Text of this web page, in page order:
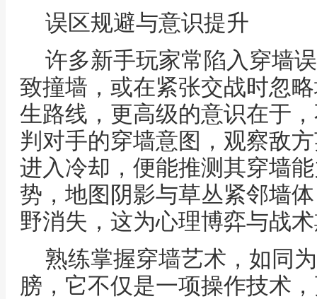
误区规避与意识提升
许多新手玩家常陷入穿墙
致撞墙，或在紧张交战时忽
生路线，更高级的意识在于
判对手的穿墙意图，观察敌
进入冷却，便能推测其穿墙
势，地图阴影与草丛紧邻墙
野消失，这为心理博弈与战
熟练掌握穿墙艺术，如同
膀，它不仅是一项操作技术